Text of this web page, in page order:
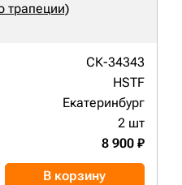
трапеции)
СК-34343
HSTF
Екатеринбург
2 шт
8 900 ₽
В корзину